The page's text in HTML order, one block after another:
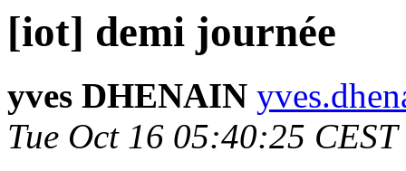
[iot] demi journée
yves DHENAIN
Tue Oct 16 05:40:25